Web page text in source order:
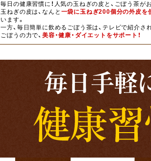
毎日の健康習慣に！人気の玉ねぎの皮と、ごぼう茶が
玉ねぎの皮は、なんと 一袋に玉ねぎ200個分の外皮を
います。
一方、毎日簡単に飲めるごぼう茶は、テレビで紹介さ
ごぼうの力で、美容・健康・ダイエットをサポート！